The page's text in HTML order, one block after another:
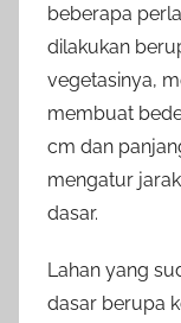
beberapa
dilakukan
vegetasinya,
membuat
cm dan
mengatur
dasar.
Lahan yang
dasar berupa